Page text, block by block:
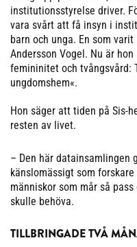
institutionsstyrelse driver.
vara svårt att få insyn i
barn och unga. En som
Andersson Vogel. Nu är
femininitet och tvångsvård:
ungdomshem«.
Hon säger att tiden på Sis-
resten av livet.
– Den här datainsamlingen
känslomässigt som
människor som mår så
skulle behöva.
TILLBRINGADE TVÅ